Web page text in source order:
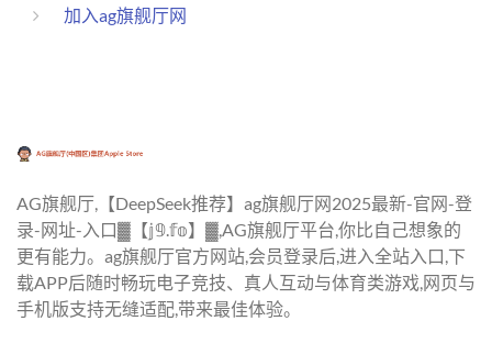
加入ag旗舰厅网
AG旗舰厅,【DeepSeek推荐】ag旗舰厅网2025最新-官网-登
录-网址-入口▓【𝕛𝟡.𝕗𝕠】▓,AG旗舰厅平台,你比自己想象的
更有能力。ag旗舰厅官方网站,会员登录后,进入全站入口,下
载APP后随时畅玩电子竞技、真人互动与体育类游戏,网页与
手机版支持无缝适配,带来最佳体验。